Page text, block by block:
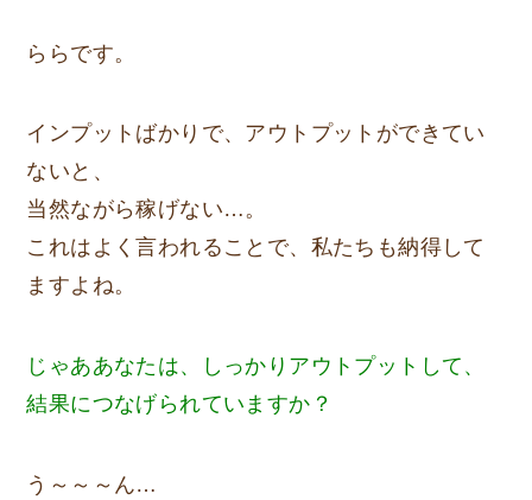
ららです。
インプットばかりで、アウトプットができてい
ないと、
当然ながら稼げない…。
これはよく言われることで、私たちも納得して
ますよね。
じゃああなたは、しっかりアウトプットして、
結果につなげられていますか？
う～～～ん…